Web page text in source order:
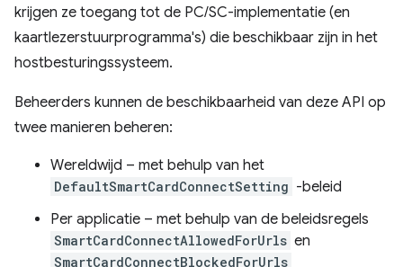
krijgen ze toegang tot de PC/SC-implementatie (en
kaartlezerstuurprogramma's) die beschikbaar zijn in het
hostbesturingssysteem.
Beheerders kunnen de beschikbaarheid van deze API op
twee manieren beheren:
Wereldwijd – met behulp van het
DefaultSmartCardConnectSetting -beleid
Per applicatie – met behulp van de beleidsregels
SmartCardConnectAllowedForUrls en
SmartCardConnectBlockedForUrls